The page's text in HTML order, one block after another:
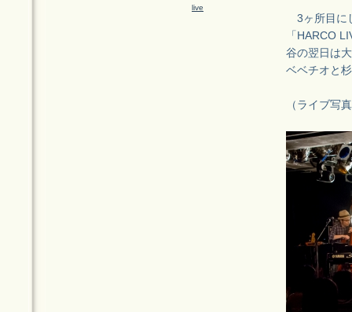
live
3ヶ所目に
「HARCO
谷の翌日は
ベベチオと
（ライブ写